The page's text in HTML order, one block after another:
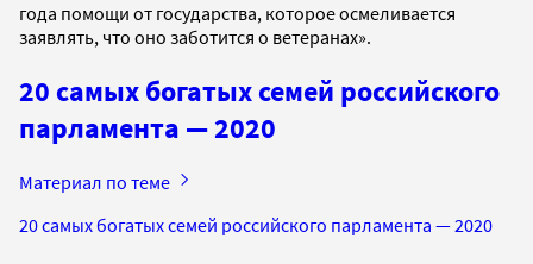
года помощи от государства, которое осмеливается
заявлять, что оно заботится о ветеранах».
20 самых богатых семей российского
парламента — 2020
Материал по теме
20 самых богатых семей российского парламента — 2020